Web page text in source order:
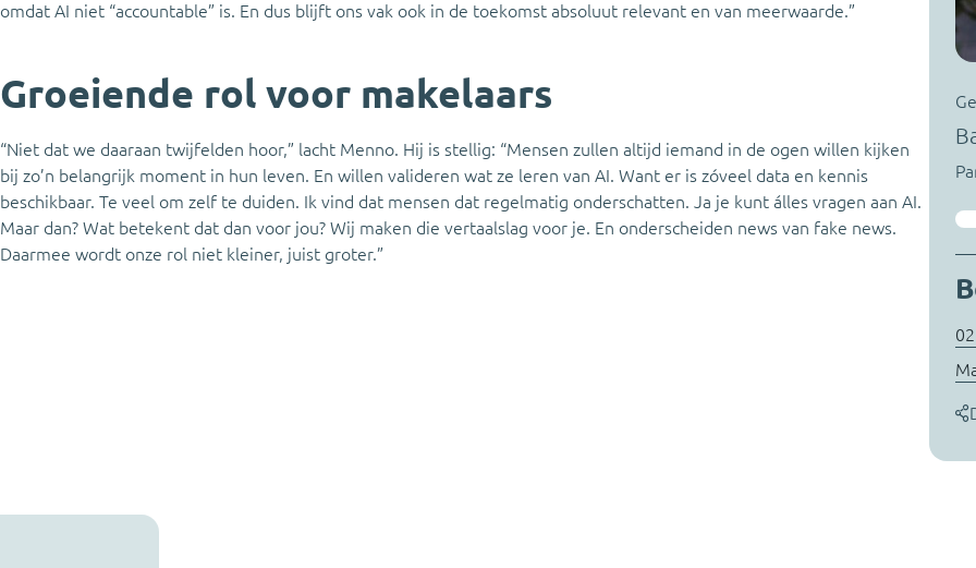
omdat AI niet “accountable” is. En dus blijft ons vak ook in de toekomst absoluut relevant en van meerwaarde.”
Groeiende rol voor makelaars
“Niet dat we daaraan twijfelden hoor,” lacht Menno. Hij is stellig: “Mensen zullen altijd iemand in de ogen willen kijken
bij zo’n belangrijk moment in hun leven. En willen valideren wat ze leren van AI. Want er is zóveel data en kennis
beschikbaar. Te veel om zelf te duiden. Ik vind dat mensen dat regelmatig onderschatten. Ja je kunt álles vragen aan AI.
Maar dan? Wat betekent dat dan voor jou? Wij maken die vertaalslag voor je. En onderscheiden news van fake news.
Daarmee wordt onze rol niet kleiner, juist groter.”